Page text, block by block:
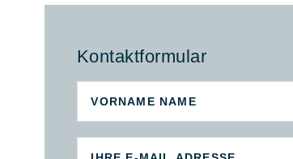
Kontaktformular